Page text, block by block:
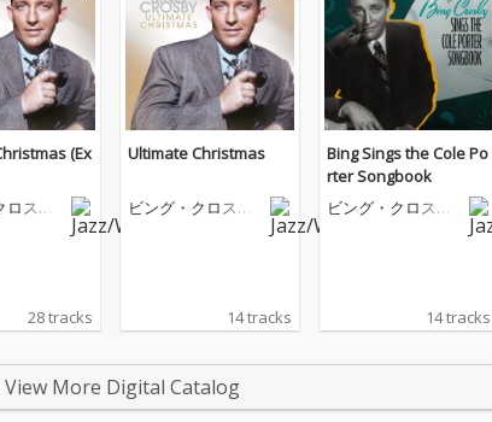
(Ex
ロスビ
28 tracks
Ultimate Christmas
ビング・クロスビ
14 tracks
Bing Sings the Cole Po
rter Songbook
ビング・クロスビ
14 tracks
View More Digital Catalog